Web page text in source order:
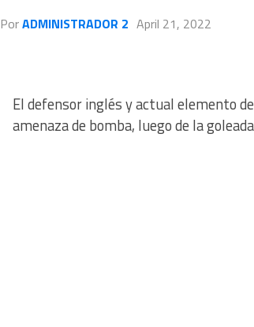
PorADMINISTRADOR 2 April 21, 2022
El defensor inglés y actual elemento
amenaza de bomba, luego de la